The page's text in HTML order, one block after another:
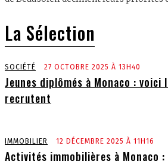
La Sélection
SOCIÉTÉ 27 OCTOBRE 2025 À 13H40
Jeunes diplômés à Monaco : voici
recrutent
IMMOBILIER 12 DÉCEMBRE 2025 À 11H16
Activités immobilières à Monaco